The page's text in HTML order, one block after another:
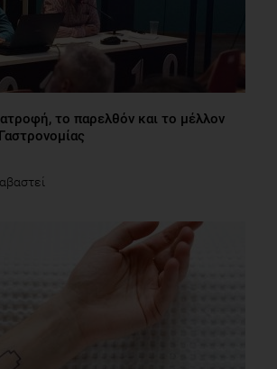
το παρελθόν και το μέλλον